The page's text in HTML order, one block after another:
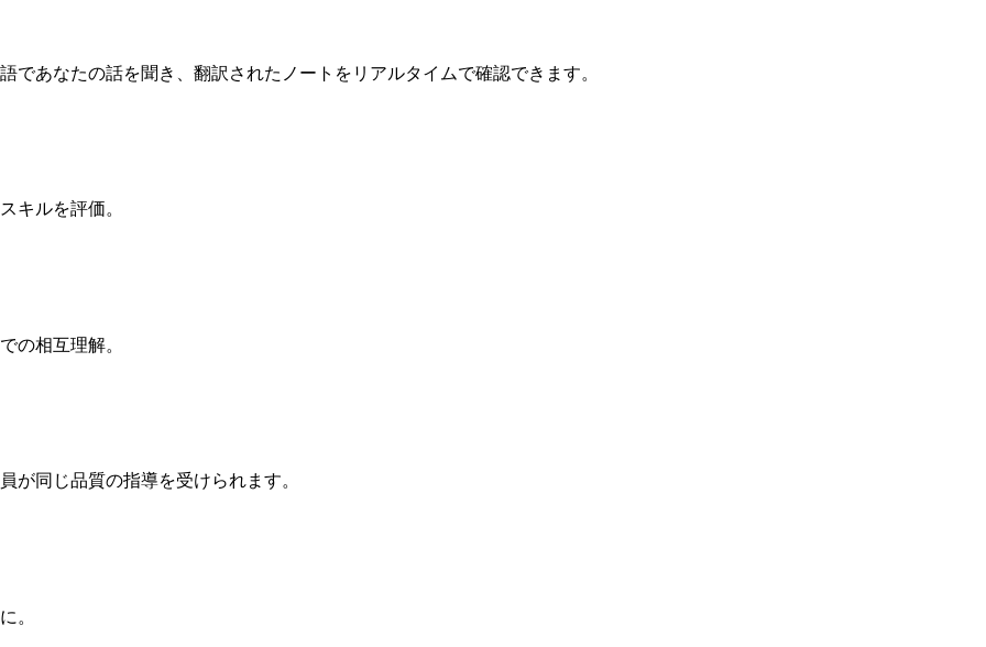
あなたの話を聞き、翻訳されたノートをリアルタイムで確認できます。
キルを評価。
の相互理解。
が同じ品質の指導を受けられます。
。